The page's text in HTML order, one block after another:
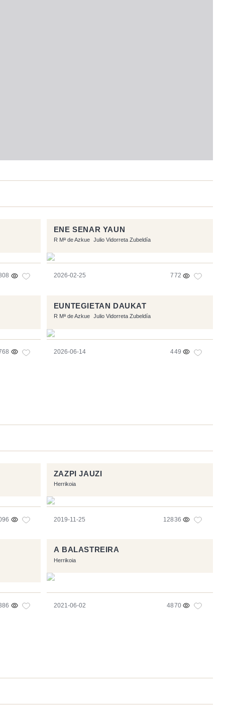
ENE SENAR YAUN
R Mª de Azkue Julio Vidorreta Zubeldía
2026-02-25 772
EUNTEGIETAN DAUKAT
R Mª de Azkue Julio Vidorreta Zubeldía
2026-06-14 449
ZAZPI JAUZI
Herrikoia
2019-11-25 12836
A BALASTREIRA
Herrikoia
2021-06-02 4870